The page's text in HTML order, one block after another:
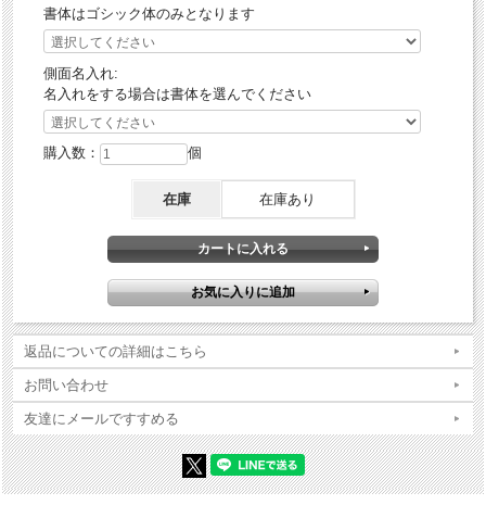
書体はゴシック体のみとなります
側面名入れ:
名入れをする場合は書体を選んでください
購入数： 個
在庫 在庫あり
返品についての詳細はこちら
お問い合わせ
友達にメールですすめる